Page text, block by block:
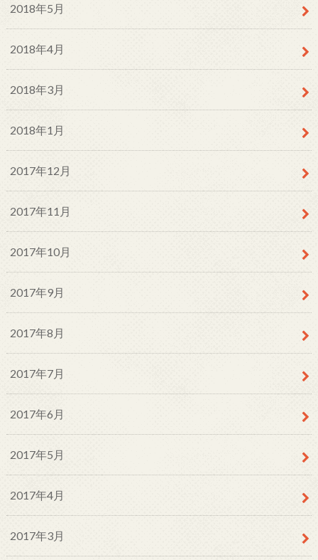
2018年5月
2018年4月
2018年3月
2018年1月
2017年12月
2017年11月
2017年10月
2017年9月
2017年8月
2017年7月
2017年6月
2017年5月
2017年4月
2017年3月